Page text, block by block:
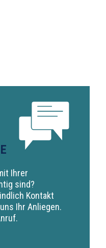
Ihrer
sind?
Kontakt
Ihr Anliegen.